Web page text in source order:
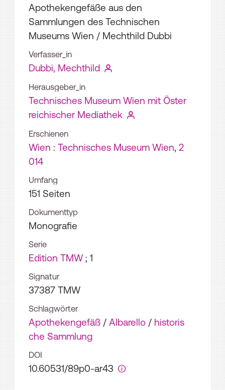
Apothekengefäße aus den
Sammlungen des Technischen
Museums Wien / Mechthild Dubbi
Verfasser_in
Dubbi, Mechthild
Herausgeber_in
Technisches Museum Wien mit Öster
reichischer Mediathek
Erschienen
Wien : Technisches Museum Wien, 2
014
Umfang
151 Seiten
Dokumenttyp
Monografie
Serie
Edition TMW ; 1
Signatur
37387 TMW
Schlagwörter
Apothekengefäß / Albarello / historis
che Sammlung
DOI
10.60531/89p0-ar43